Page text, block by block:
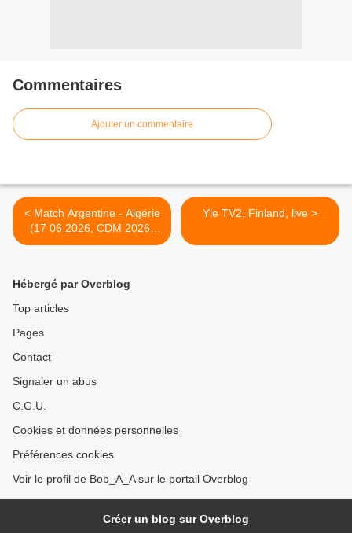
Commentaires
Ajouter un commentaire
< Match Argentine - Algérie
(17 06 2026, CDM 2026)
مقابلة الارجنتين و الجزائر
Yle TV2, Finland, live >
Hébergé par Overblog
Top articles
Pages
Contact
Signaler un abus
C.G.U.
Cookies et données personnelles
Préférences cookies
Voir le profil de Bob_A_A sur le portail Overblog
Créer un blog sur Overblog